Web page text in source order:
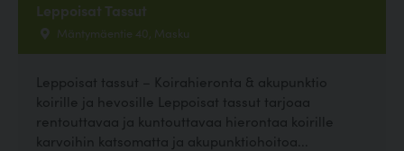
Leppoisat Tassut
Mäntymäentie 40, Masku
Leppoisat tassut – Koirahieronta & akupunktio
koirille ja hevosille Leppoisat tassut tarjoaa
rentouttavaa ja kuntouttavaa hierontaa koirille
karvoihin katsomatta ja akupunktiohoitoa...